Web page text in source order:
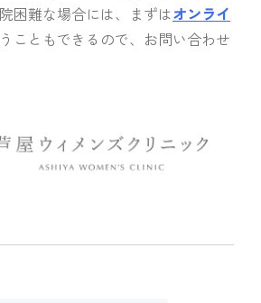
困難な場合には、まずはオンライ
こともできるので、お問い合わせ